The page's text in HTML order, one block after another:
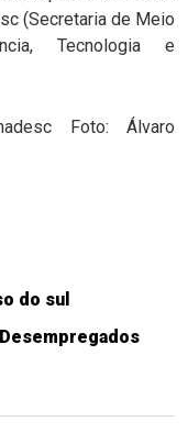
(Secretaria de Meio
Tecnologia e
Foto: Álvaro
do sul